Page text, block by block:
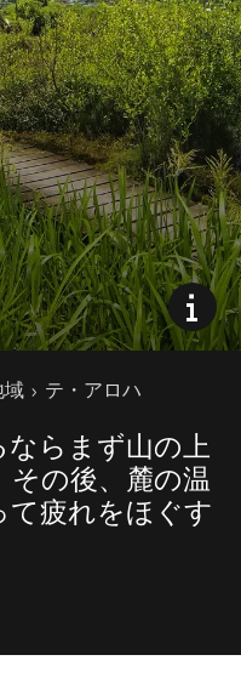
域 テ・アロハ
らまず山の上
の後、麓の温
疲れをほぐす